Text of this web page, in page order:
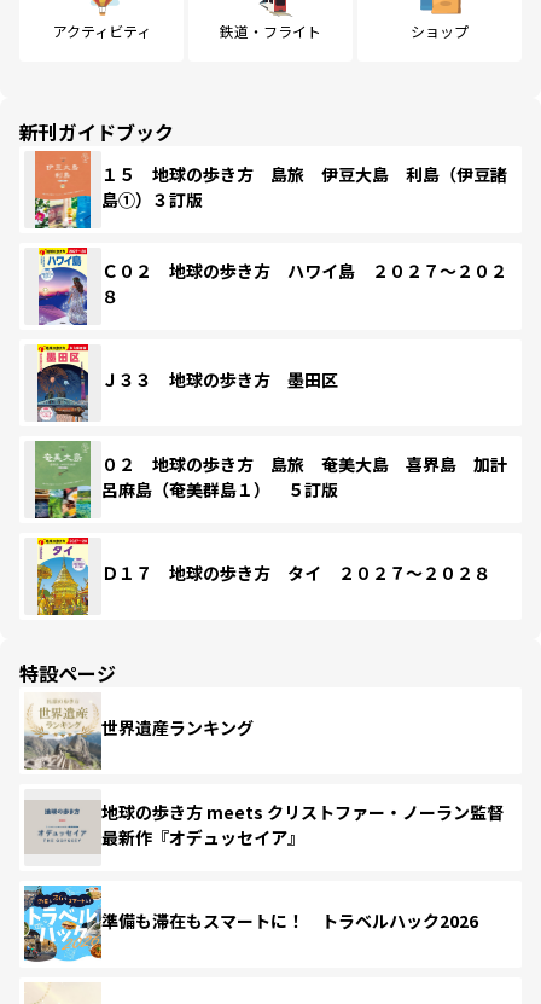
アクティビティ 鉄道・フライト ショップ
新刊ガイドブック
１５ 地球の歩き方 島旅 伊豆大島 利島（伊豆諸
島①）３訂版
Ｃ０２ 地球の歩き方 ハワイ島 ２０２７～２０２
８
Ｊ３３ 地球の歩き方 墨田区
０２ 地球の歩き方 島旅 奄美大島 喜界島 加計
呂麻島（奄美群島１） ５訂版
Ｄ１７ 地球の歩き方 タイ ２０２７～２０２８
特設ページ
世界遺産ランキング
地球の歩き方 meets クリストファー・ノーラン監督
最新作『オデュッセイア』
準備も滞在もスマートに！ トラベルハック2026